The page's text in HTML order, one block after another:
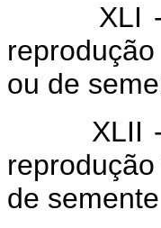
XLI -
ou de
XLII
de